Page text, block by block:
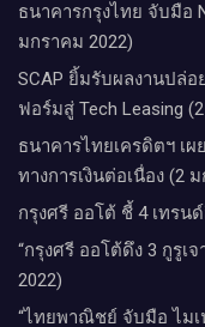
ธนาคารกรุงไทย จับมือ
มกราคม 2022)
SCAP ยิ้มรับผลงานปล่อ
ฟอร์มสู่ Tech Leasing
ธนาคารไทยเครดิตฯ เ
ทางการเงินต่อเนื่อง (2
กรุงศรี ออโต้ ชี้ 4 เทรน
“กรุงศรี ออโต้ดึง 3 กูรูเ
2022)
“ไทยพาณิชย์ จับมือ ไม